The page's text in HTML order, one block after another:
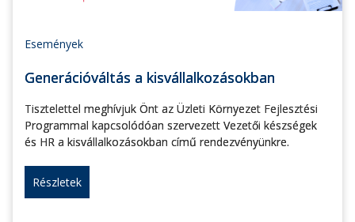
Események
Generációváltás a kisvállalkozásokban
Tisztelettel meghívjuk Önt az Üzleti Környezet Fejlesztési
Programmal kapcsolódóan szervezett Vezetői készségek
és HR a kisvállalkozásokban című rendezvényünkre.
Részletek